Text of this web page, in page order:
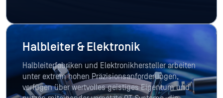
Halbleiter & Elektronik
Halbleiterfabriken und Elektronikhersteller arbeiten
unter extrem hohen Präzisionsanforderungen,
verfügen über wertvolles geistiges Eigentum und